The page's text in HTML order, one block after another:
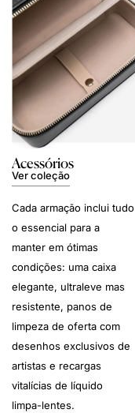
Acessórios
Ver coleção
Cada armação inclui tudo
o essencial para a
manter em ótimas
condições: uma caixa
elegante, ultraleve mas
resistente, panos de
limpeza de oferta com
desenhos exclusivos de
artistas e recargas
vitalícias de líquido
limpa-lentes.